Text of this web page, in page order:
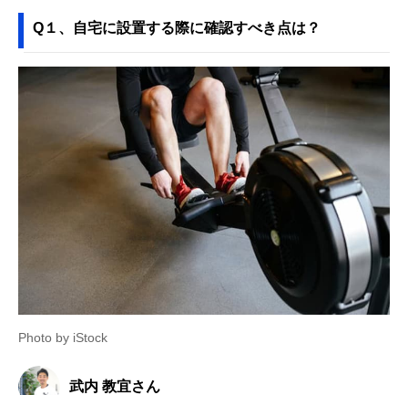
Q１、自宅に設置する際に確認すべき点は？
Photo by iStock
武内 教宜さん